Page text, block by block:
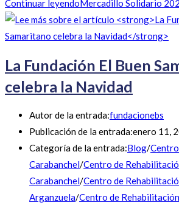
Continuar leyendo Mercadillo Solidario
La Fundación El Buen
celebra la Navidad
Autor de la entrada:fundacionebs
Publicación de la entrada:enero 11,
Categoría de la entrada:Blog/
Carabanchel/Centro de
Carabanchel/Centro de
Arganzuela/Centro de